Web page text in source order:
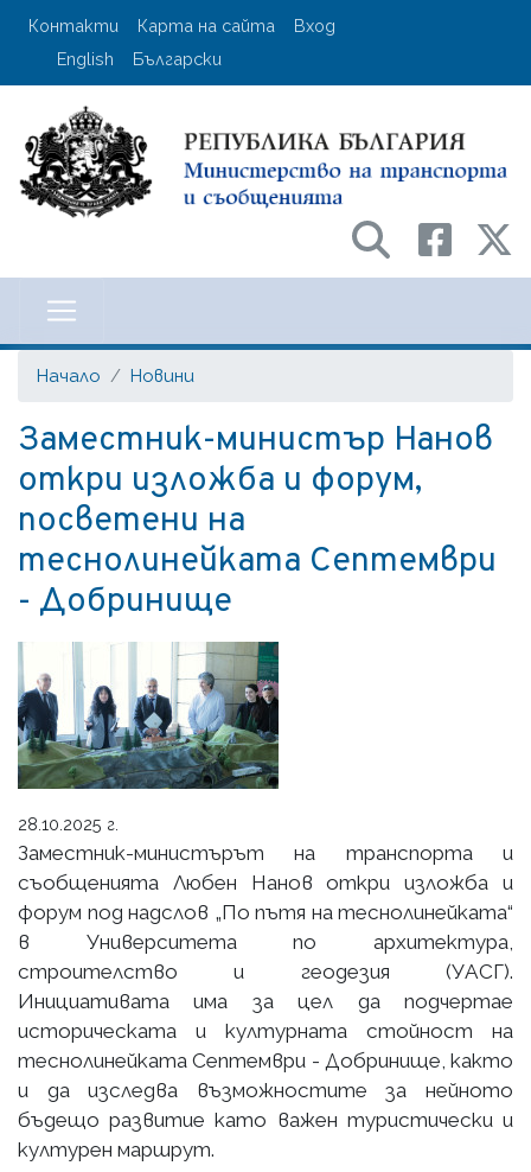
Премини
User account menu
Контакти Карта на сайта
Вход
English
Български
на транспорта
Начало Новини
Заместник-министър Нанов
откри изложба и форум,
посветени на
теснолинейката Септември
- Добринище
28.10.2025 г.
Заместник-министърът на транспорта и
съобщенията Любен Нанов откри изложба и
форум под надслов „По пътя на теснолинейката“
в Университета по архитектура,
строителство и геодезия (УАСГ).
Инициативата има за цел да подчертае
историческата и културната стойност на
теснолинейката Септември - Добринище, както
и да изследва възможностите за нейното
бъдещо развитие като важен туристически и
културен маршрут.